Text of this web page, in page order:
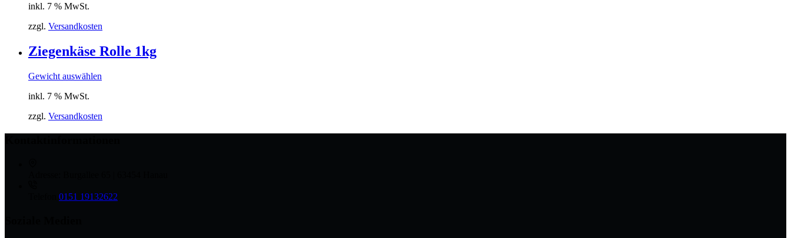
inkl. 7 % MwSt.
zzgl. Versandkosten
Ziegenkäse Rolle 1kg
Gewicht auswählen
inkl. 7 % MwSt.
zzgl. Versandkosten
0151 19132622